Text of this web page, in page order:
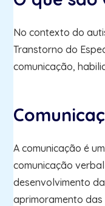
No contexto do
Transtorno do
comunicação,
A comunicação é
comunicação
desenvolvimento
aprimoramento